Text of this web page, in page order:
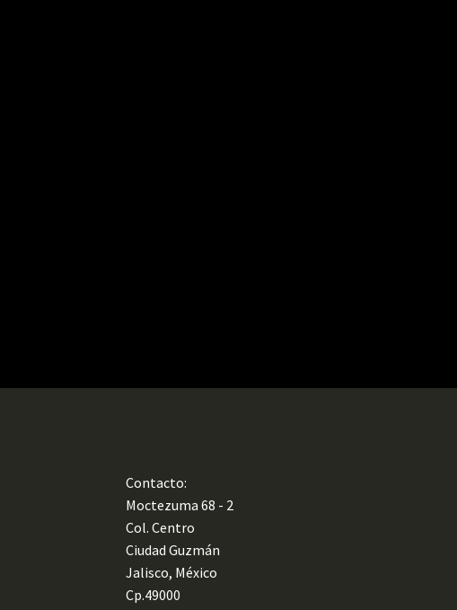
Contacto:
Moctezuma 68 - 2
Col. Centro
Ciudad Guzmán
Jalisco, México
Cp.49000